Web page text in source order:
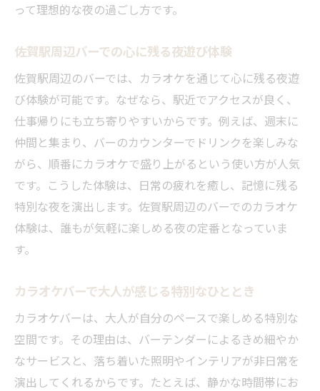
って理想的な夜の過ごし方です。
佐賀駅周辺バーでの心に残る夜遊び体験
佐賀駅周辺のバーでは、カラオケを通じて心に残る夜遊
び体験が可能です。なぜなら、駅近でアクセスが良く、
仕事帰りにも立ち寄りやすいからです。例えば、週末に
仲間と集まり、バーのカウンターでドリンクを楽しみな
がら、順番にカラオケで盛り上がるという使い方が人気
です。こうした体験は、日常の疲れを癒し、記憶に残る
特別な夜を演出します。佐賀駅周辺のバーでのカラオケ
体験は、誰もが気軽に楽しめる夜の定番となっていま
す。
カラオケバーで大人が感じる特別なひととき
カラオケバーは、大人が自分のペースで楽しめる特別な
空間です。その理由は、バーテンダーによるきめ細やか
なサービスと、落ち着いた照明やインテリアが非日常を
演出してくれるからです。たとえば、静かな時間帯にお